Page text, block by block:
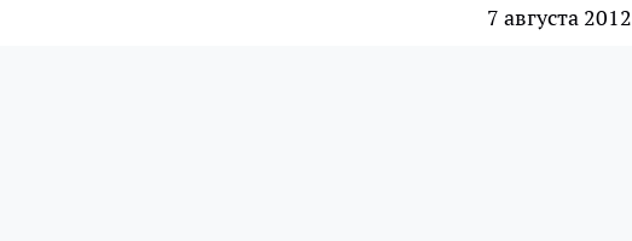
7 августа 2012